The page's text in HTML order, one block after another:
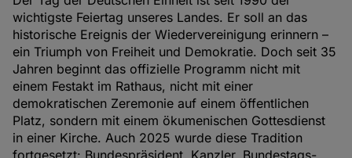
wichtigste Feiertag unseres Landes. Er soll an das
historische Ereignis der Wiedervereinigung erinnern –
ein Triumph von Freiheit und Demokratie. Doch seit 35
Jahren beginnt das offizielle Programm nicht mit
einem Festakt im Rathaus, nicht mit einer
demokratischen Zeremonie auf einem öffentlichen
Platz, sondern mit einem ökumenischen Gottesdienst
in einer Kirche. Auch 2025 wurde diese Tradition